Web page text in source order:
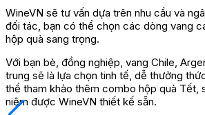
WineVN sẽ tư vấn dựa trên nhu cầu và
đối tác, bạn có thể chọn các dòng vang
hộp quà sang trọng.
Với bạn bè, đồng nghiệp, vang Chile,
trung sẽ là lựa chọn tinh tế, dễ thưởng
thể tham khảo thêm combo hộp quà Tết,
niệm được WineVN thiết kế sẵn.